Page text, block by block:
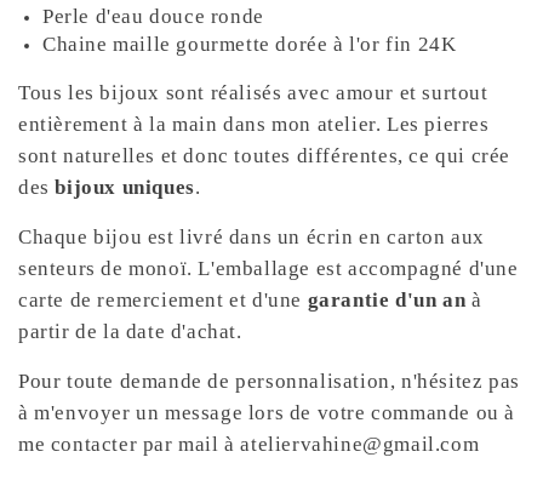
Perle d'eau douce ronde
Chaine maille gourmette dorée à l'or fin 24K
Tous les bijoux sont réalisés avec amour et surtout
entièrement à la main dans mon atelier. Les pierres
sont naturelles et donc toutes différentes, ce qui crée
desbijoux uniques.
Chaque bijou est livré dans un écrin en carton aux
senteurs de monoï. L'emballage est accompagné d'une
carte de remerciement et d'une garantie d'un an à
partir de la date d'achat.
Pour toute demande de personnalisation, n'hésitez pas
à m'envoyer un message lors de votre commande ou à
me contacter par mail à ateliervahine@gmail.com